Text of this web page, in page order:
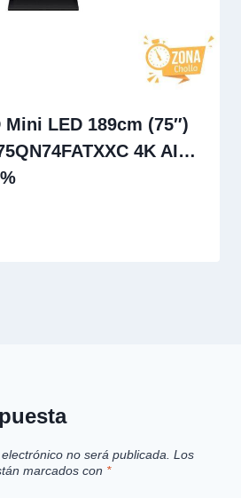
Mini LED 189cm (75″)
4K AI…
no será publicada. Los
marcados con *